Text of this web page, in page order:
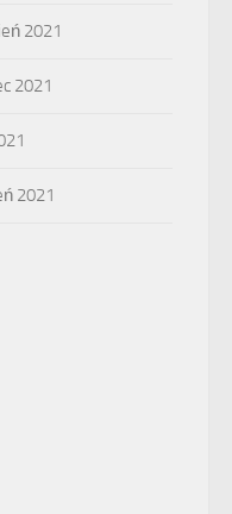
2021
2021
2021